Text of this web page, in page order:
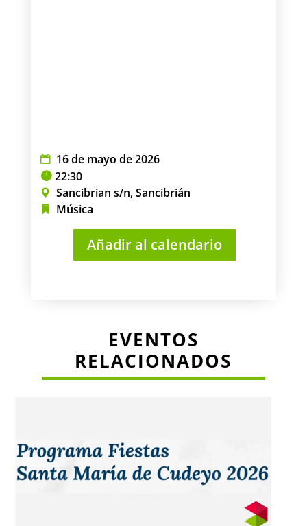
16 de mayo de 2026
22:30
Sancibrian s/n, Sancibrián
Música
Añadir al calendario
EVENTOS
RELACIONADOS